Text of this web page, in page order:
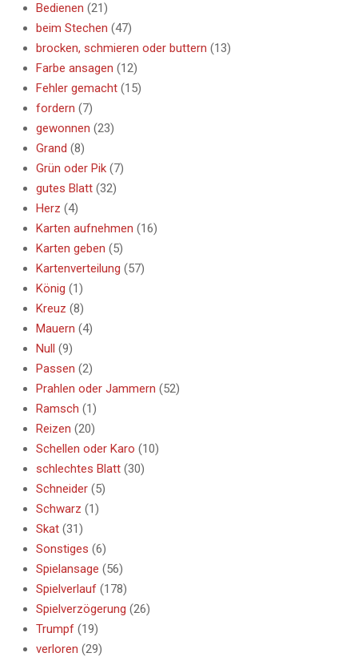
Bedienen (21)
beim Stechen (47)
brocken, schmieren oder buttern (13)
Farbe ansagen (12)
Fehler gemacht (15)
fordern (7)
gewonnen (23)
Grand (8)
Grün oder Pik (7)
gutes Blatt (32)
Herz (4)
Karten aufnehmen (16)
Karten geben (5)
Kartenverteilung (57)
König (1)
Kreuz (8)
Mauern (4)
Null
(9)
Passen (2)
Prahlen oder Jammern (52)
Ramsch (1)
Reizen (20)
Schellen oder Karo (10)
schlechtes Blatt (30)
Schneider (5)
Schwarz (1)
Skat (31)
Sonstiges (6)
Spielansage (56)
Spielverlauf (178)
Spielverzögerung (26)
Trumpf (19)
verloren (29)